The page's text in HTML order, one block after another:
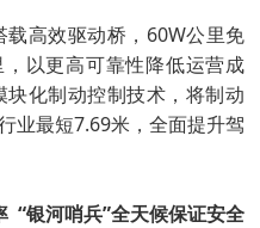
高效驱动桥，60W公里免
以更高可靠性降低运营成
化制动控制技术，将制动
业最短7.69米，全面提升驾
“银河哨兵”全天候保证安全